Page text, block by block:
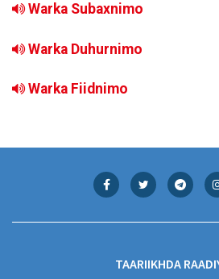
Warka Subaxnimo
Warka Duhurnimo
Warka Fiidnimo
TAARIIKHDA